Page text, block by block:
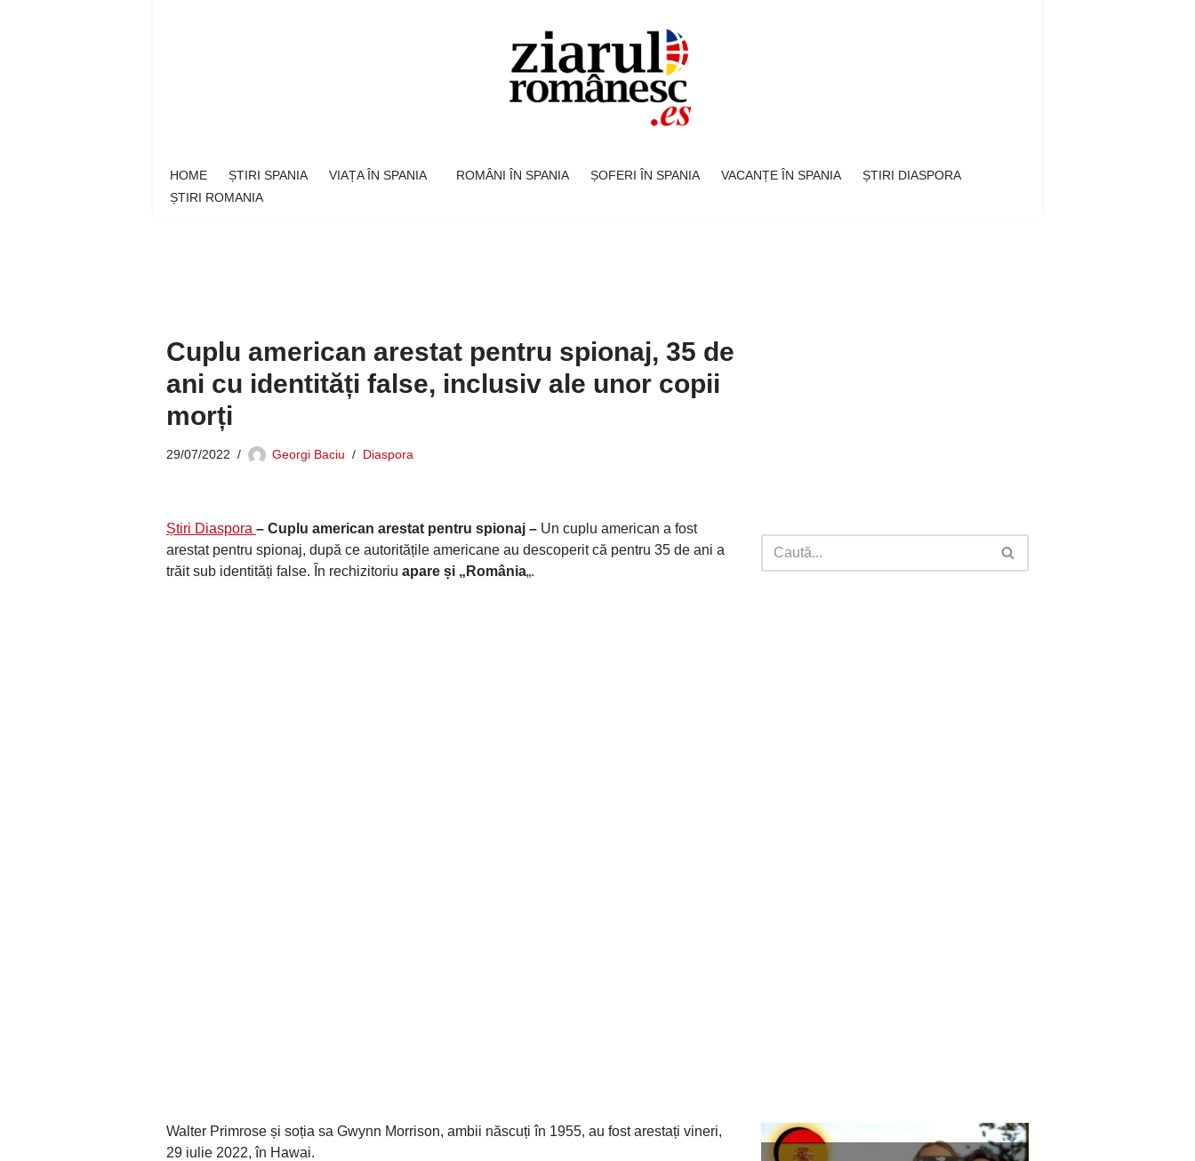
HOME ȘTIRI SPANIA VIAȚA ÎN SPANIA ROMÂNI ÎN SPANIA ȘOFERI ÎN SPANIA VACANȚE ÎN SPANIA
ȘTIRI DIASPORA
ȘTIRI ROMANIA
Cuplu american arestat pentru spionaj, 35 de
ani cu identități false, inclusiv ale unor copii
morți
29/07/2022 Georgi Baciu Diaspora
Știri Diaspora – Cuplu american arestat pentru spionaj – Un cuplu american a fost
arestat pentru spionaj, după ce autoritățile americane au descoperit că pentru 35 de ani a
trăit sub identități false. În rechizitoriu apare și „România„.
Walter Primrose și soția sa Gwynn Morrison, ambii născuți în 1955, au fost arestați vineri,
29 iulie 2022, în Hawai.